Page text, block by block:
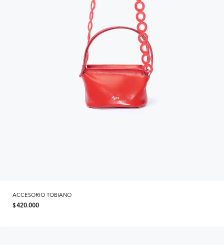
ACCESORIO TOBIANO
$420.000